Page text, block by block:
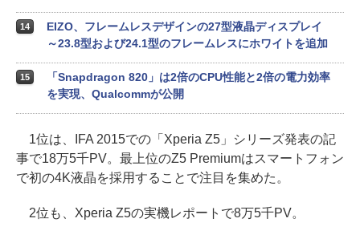
14
EIZO、フレームレスデザインの27型液晶ディスプレイ
～23.8型および24.1型のフレームレスにホワイトを追加
15
「Snapdragon 820」は2倍のCPU性能と2倍の電力効率
を実現、Qualcommが公開
1位は、IFA 2015での「Xperia Z5」シリーズ発表の記
事で18万5千PV。最上位のZ5 Premiumはスマートフォン
で初の4K液晶を採用することで注目を集めた。
2位も、Xperia Z5の実機レポートで8万5千PV。